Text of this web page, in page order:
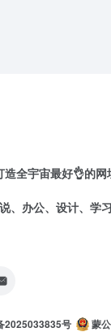
全宇宙最好👌的网
、办公、设计、学
2025033835号 蒙